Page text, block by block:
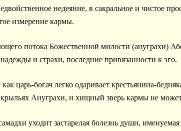
недеяние, в сакральное и чистое
измерение кармы.
потока Божественной милости (ануграхи)
и страхи, последние привязанности к эго.
царь-богач легко одаривает крестьянина-
Ануграхи, и хищный зверь кармы не
уходит застарелая болезнь души,